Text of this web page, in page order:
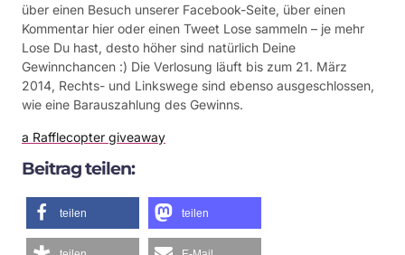
über einen Besuch unserer Facebook-Seite, über einen
Kommentar hier oder einen Tweet Lose sammeln – je mehr
Lose Du hast, desto höher sind natürlich Deine
Gewinnchancen :) Die Verlosung läuft bis zum 21. März
2014, Rechts- und Linkswege sind ebenso ausgeschlossen,
wie eine Barauszahlung des Gewinns.
a Rafflecopter giveaway
Beitrag teilen:
teilen teilen